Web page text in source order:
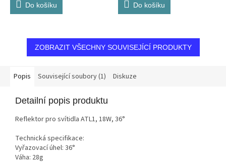
Do košíku Do košíku
ZOBRAZIT VŠECHNY SOUVISEJÍCÍ PRODUKTY
Popis Související soubory (1) Diskuze
Detailní popis produktu
Reflektor pro svítidla ATL1, 18W, 36°
Technická specifikace:
Vyřazovací úhel: 36°
Váha: 28g